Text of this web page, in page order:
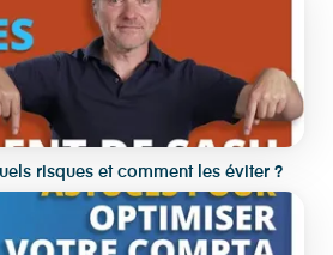
risques et comment les éviter ?